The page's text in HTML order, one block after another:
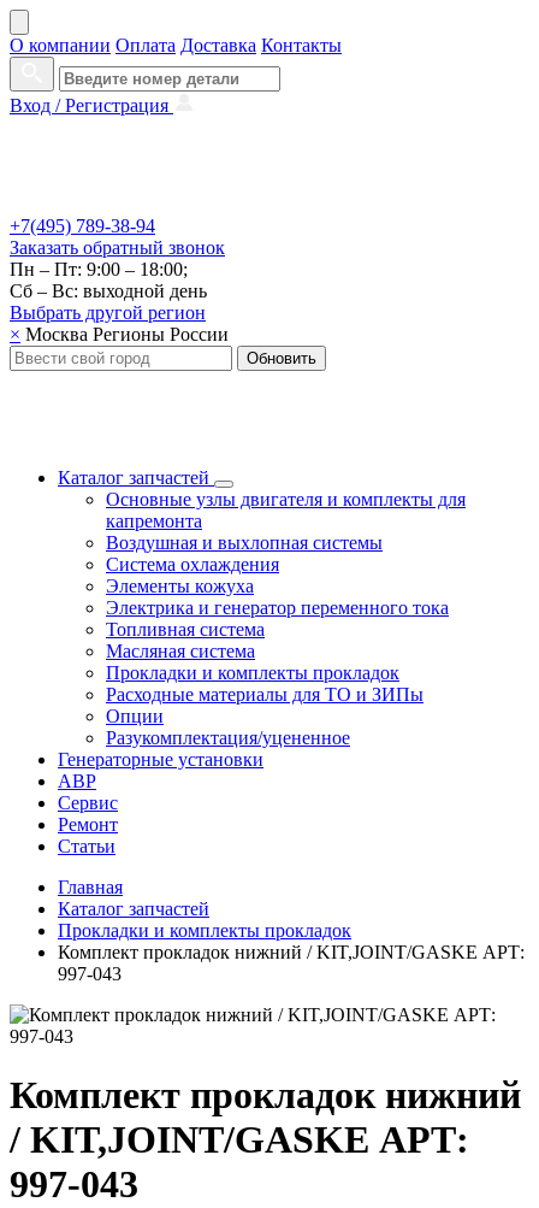
О компании Оплата Доставка Контакты
Вход /Регистрация
+7(495) 789-38-94
Заказать обратный звонок
Пн – Пт: 9:00 – 18:00;
Сб – Вс: выходной день
Выбрать другой регион
× Москва Регионы России
Обновить
Каталог запчастей
Основные узлы двигателя и комплекты для
капремонта
Воздушная и выхлопная системы
Система охлаждения
Элементы кожуха
Электрика и генератор переменного тока
Топливная система
Масляная система
Прокладки и комплекты прокладок
Расходные материалы для ТО и ЗИПы
Опции
Разукомплектация/уцененное
Генераторные установки
АВР
Сервис
Ремонт
Статьи
Главная
Каталог запчастей
Прокладки и комплекты прокладок
Комплект прокладок нижний / KIT,JOINT/GASKE АРТ:
997-043
Комплект прокладок нижний
/ KIT,JOINT/GASKE АРТ:
997-043